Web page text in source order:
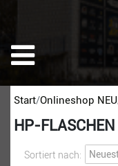
Start Onlineshop NEU
HP-FLASCHEN
Sortiert nach: